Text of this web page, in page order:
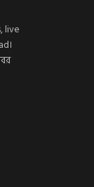
live